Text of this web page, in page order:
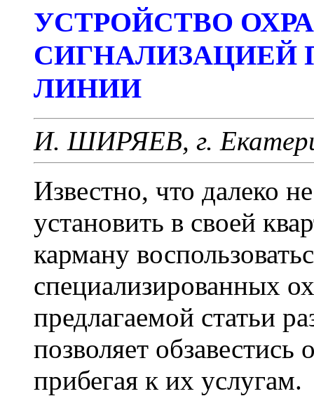
УСТРОЙСТВО
СИГНАЛИЗАЦИЕЙ
ЛИНИИ
И. ШИРЯЕВ, г.
Известно, что далеко
установить в своей
карману
специализированных
предлагаемой статьи
позволяет
прибегая к их услугам.